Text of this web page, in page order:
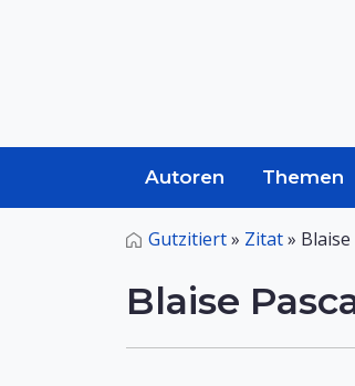
Autoren Themen
Gutzitiert» Zitat»
Blaise